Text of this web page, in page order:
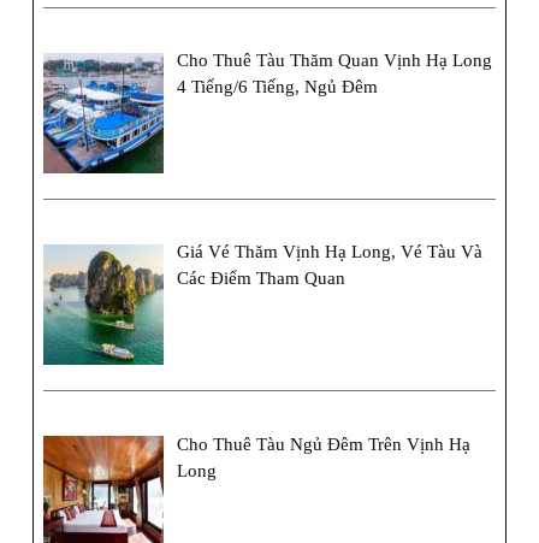
Cho Thuê Tàu Thăm Quan Vịnh Hạ Long
4 Tiếng/6 Tiếng, Ngủ Đêm
Giá Vé Thăm Vịnh Hạ Long, Vé Tàu Và
Các Điểm Tham Quan
Cho Thuê Tàu Ngủ Đêm Trên Vịnh Hạ
Long